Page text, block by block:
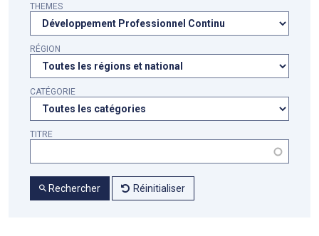
THEMES
RÉGION
CATÉGORIE
TITRE
Rechercher Réinitialiser